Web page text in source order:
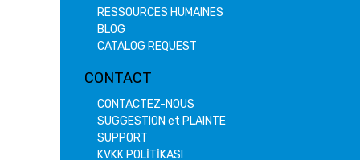
RESSOURCES HUMAINES
BLOG
CATALOG REQUEST
CONTACT
CONTACTEZ-NOUS
SUGGESTION et PLAINTE
SUPPORT
KVKK POLİTİKASI